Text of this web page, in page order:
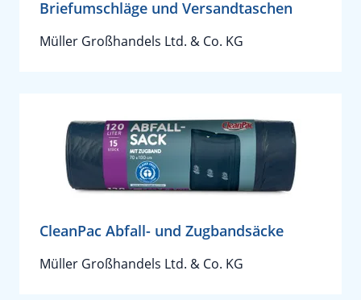
Briefumschläge und Versandtaschen
Müller Großhandels Ltd. & Co. KG
CleanPac Abfall- und Zugbandsäcke
Müller Großhandels Ltd. & Co. KG